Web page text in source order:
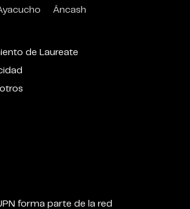
Áncash
de Laureate
forma parte de la red